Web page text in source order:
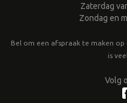
Zaterdag
Zondag en
Bel om een afspraak te maken
is
Volg